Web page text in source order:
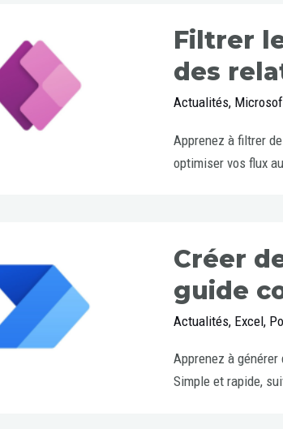
Filtrer
des
Actualités,
Apprenez à filtrer
optimiser vos flux
Créer
guide
Actualités, Excel,
Apprenez à
Simple et rapide,